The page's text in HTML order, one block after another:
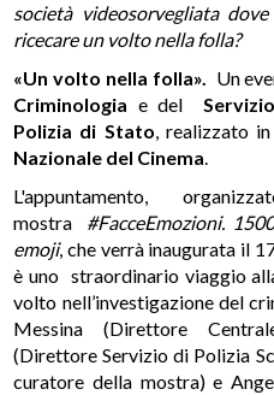
società videosorvegliata
ricecare un volto nella folla?
«Un volto nella folla». Un
Criminologia e del
Polizia di Stato, realizzato
Nazionale del Cinema.
L'appuntamento,
mostra #FacceEmozioni.
emoji, che verrà inaugurata il
è uno straordinario viaggio
volto nell’investigazione del
Messina (Direttore
(Direttore Servizio di Polizia
curatore della mostra) e